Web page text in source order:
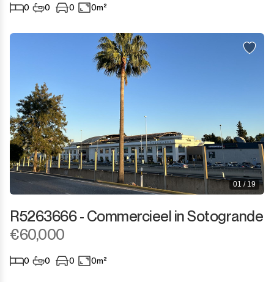
0 0 0 0m²
01 / 19
R5263666 - Commercieel in Sotogrande
€60,000
0 0 0 0m²